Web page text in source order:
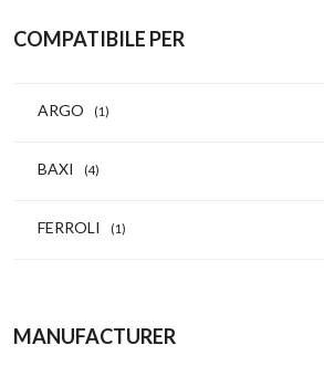
COMPATIBILE PER
ARGO (1)
BAXI (4)
FERROLI (1)
MANUFACTURER